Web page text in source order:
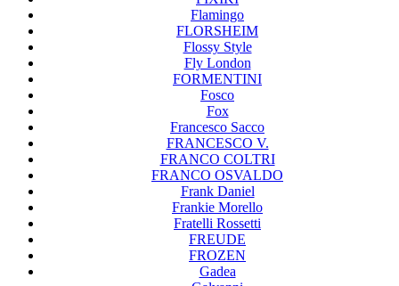
Flamingo
FLORSHEIM
Flossy Style
Fly London
FORMENTINI
Fosco
Fox
Francesco Sacco
FRANCESCO V.
FRANCO COLTRI
FRANCO OSVALDO
Frank Daniel
Frankie Morello
Fratelli Rossetti
FREUDE
FROZEN
Gadea